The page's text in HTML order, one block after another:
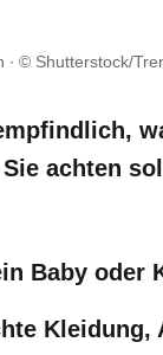
© Shutterstock/
achten
Baby oder
Kleidung,